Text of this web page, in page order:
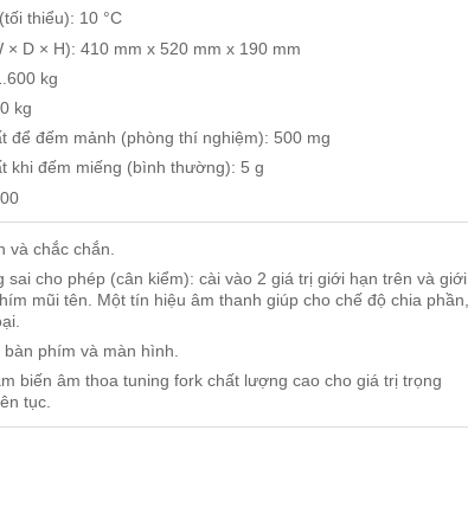
thiểu): 10 °C
D × H): 410 mm x 520 mm x 190 mm
kg
kg
để đếm mảnh (phòng thí nghiệm): 500 mg
khi đếm miếng (bình thường): 5 g
và chắc chắn.
sai cho phép (cân kiểm): cài vào 2 giá trị giới hạn trên và giới
mũi tên. Một tín hiệu âm thanh giúp cho chế độ chia phần,
phím và màn hình.
biến âm thoa tuning fork chất lượng cao cho giá trị trọng
tục.